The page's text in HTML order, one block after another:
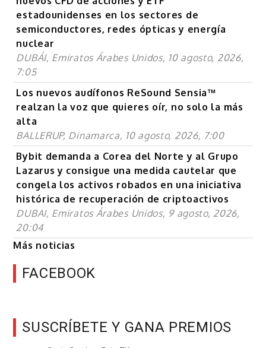
estadounidenses en los sectores de
semiconductores, redes ópticas y energía
nuclear
DUBÁI, Emiratos Árabes Unidos, 10 agosto, 2026,
7:05
Los nuevos audífonos ReSound Sensia™
realzan la voz que quieres oír, no solo la más
alta
BALLERUP, Dinamarca, 10 agosto, 2026, 7:00
Bybit demanda a Corea del Norte y al Grupo
Lazarus y consigue una medida cautelar que
congela los activos robados en una iniciativa
histórica de recuperación de criptoactivos
DUBAI, Emiratos Árabes Unidos, 9 agosto, 2026,
20:04
Más noticias
FACEBOOK
SUSCRÍBETE Y GANA PREMIOS